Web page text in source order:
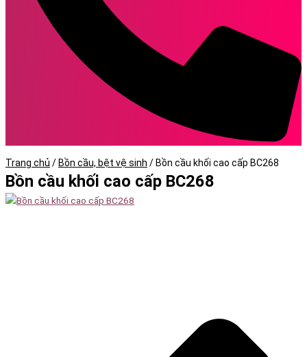
Trang chủ / Bồn cầu, bệt vệ sinh / Bồn cầu khối cao cấp BC268
Bồn cầu khối cao cấp BC268